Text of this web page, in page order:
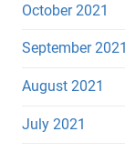
October 2021
September 2021
August 2021
July 2021